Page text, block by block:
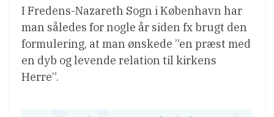
I Fredens-Nazareth Sogn i København har
man således for nogle år siden fx brugt den
formulering, at man ønskede ”en præst med
en dyb og levende relation til kirkens
Herre”.